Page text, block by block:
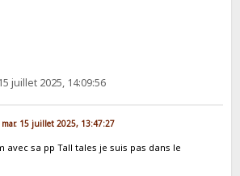
juillet 2025, 14:09:56
15 juillet 2025, 13:47:27
avec sa pp Tall tales je suis pas dans le